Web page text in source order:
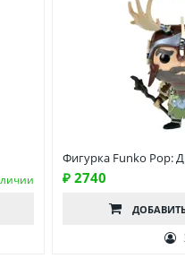
Фигурка Funko Pop:
₽ 2740